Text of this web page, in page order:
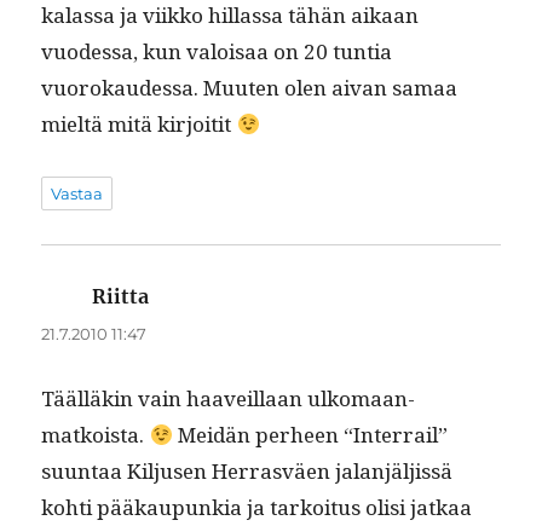
kalas­sa ja viikko hillas­sa tähän aikaan
vuodessa, kun val­oisaa on 20 tun­tia
vuorokaudessa. Muuten olen aivan samaa
mieltä mitä kirjoitit
Vastaa
Riitta
21.7.2010 11:47
Tääl­läkin vain haaveil­laan ulko­maan­
matkoista.
Mei­dän per­heen “Inter­rail”
suun­taa Kiljusen Her­rasväen jalan­jäljis­sä
kohti pääkaupunkia ja tarkoi­tus olisi jatkaa